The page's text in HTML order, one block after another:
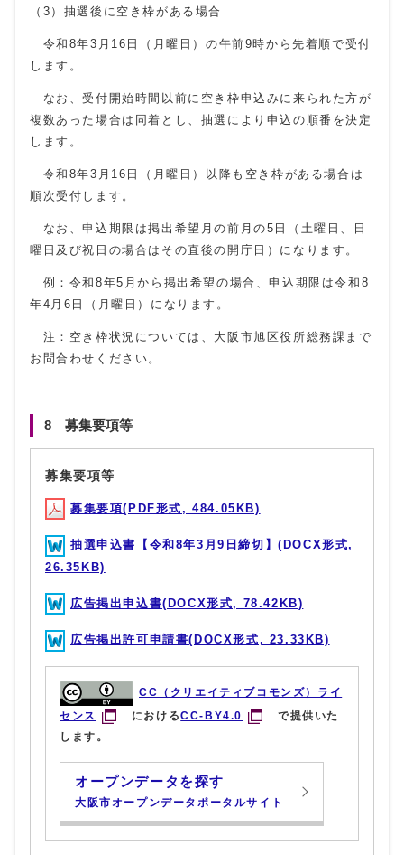
（3）抽選後に空き枠がある場合
令和8年3月16日（月曜日）の午前9時から先着順で受付
します。
なお、受付開始時間以前に空き枠申込みに来られた方が
複数あった場合は同着とし、抽選により申込の順番を決定
します。
令和8年3月16日（月曜日）以降も空き枠がある場合は
順次受付します。
なお、申込期限は掲出希望月の前月の5日（土曜日、日
曜日及び祝日の場合はその直後の開庁日）になります。
例：令和8年5月から掲出希望の場合、申込期限は令和8
年4月6日（月曜日）になります。
注：空き枠状況については、大阪市旭区役所総務課まで
お問合わせください。
8 募集要項等
募集要項等
募集要項(PDF形式, 484.05KB)
抽選申込書【令和8年3月9日締切】(DOCX形式,
26.35KB)
広告掲出申込書(DOCX形式, 78.42KB)
広告掲出許可申請書(DOCX形式, 23.33KB)
CC（クリエイティブコモンズ）ライ
センス
におけるCC-BY4.0
で提供いた
します。
オープンデータを探す
大阪市オープンデータポータルサイト